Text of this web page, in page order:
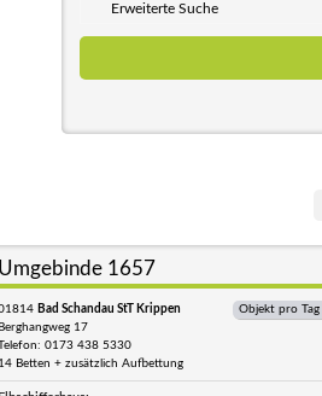
Erweiterte Suche
Umgebinde 1657
Bad Schandau StT Krippen
Berghangweg 17
0173 438 5330
14 Betten + zusätzlich Aufbettung
Objekt pro Tag